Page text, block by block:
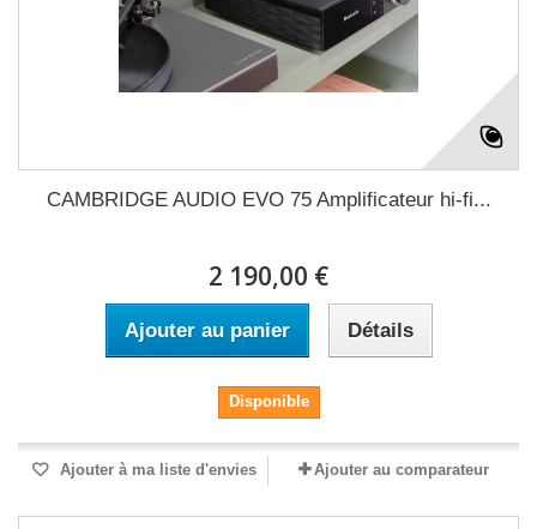
CAMBRIDGE AUDIO EVO 75 Amplificateur hi-fi...
2 190,00 €
Ajouter au panier Détails
Disponible
Ajouter à ma liste d'envies Ajouter au comparateur